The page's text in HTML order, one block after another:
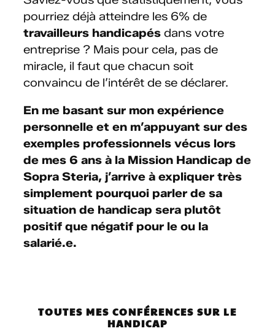
pourriez déjà atteindre les 6% de
travailleurs handicapés dans votre
entreprise ? Mais pour cela, pas de
miracle, il faut que chacun soit
convaincu de l’intérêt de se déclarer.
En me basant sur mon expérience
personnelle et en m’appuyant sur des
exemples professionnels vécus lors
de mes 6 ans à la Mission Handicap de
Sopra Steria, j’arrive à expliquer très
simplement pourquoi parler de sa
situation de handicap sera plutôt
positif que négatif pour le ou la
salarié.e.
TOUTES MES CONFÉRENCES SUR LE
HANDICAP